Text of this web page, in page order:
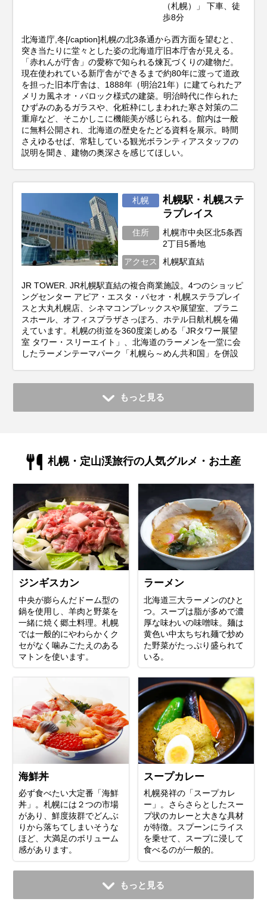
（札幌）」 下車、徒
歩8分
北海道庁,冬[/caption]札幌の北3条通から西方面を望むと、
突き当たりに堂々とした姿の北海道庁旧本庁舎が見える。
「赤れんが庁舎」の愛称で知られる煉瓦づくりの建物だ。
現在使われている新庁舎ができるまで約80年に渡って道政
を担った旧本庁舎は、1888年（明治21年）に建てられたア
メリカ風ネオ・バロック様式の建築。明治時代に作られた
ひずみのあるガラスや、化粧枠にしまわれた寒さ対策の二
重扉など、そこかしこに機能美が感じられる。館内は一般
に無料公開され、北海道の歴史をたどる資料を展示。時間
さえゆるせば、常駐している観光ボランティアスタッフの
説明を聞き、建物の奥深さを感じてほしい。
札幌
札幌駅・札幌ステ
ラプレイス
住所
札幌市中央区北5条西
2丁目5番地
アクセス
札幌駅直結
JR TOWER. JR札幌駅直結の複合商業施設。4つのショッピ
ングセンター アピア・エスタ・パセオ・札幌ステラプレイ
スと大丸札幌店、シネマコンプレックスや展望室、プラニ
スホール、オフィスプラザさっぽろ、ホテル日航札幌を備
えています。札幌の街並を360度楽しめる「JRタワー展望
室 タワー・スリーエイト」、北海道のラーメンを一堂に会
したラーメンテーマパーク「札幌ら～めん共和国」を併設
もっと見る
札幌・定山渓旅行の人気グルメ・お土産
ジンギスカン
中央が膨らんだドーム型の
鍋を使用し、羊肉と野菜を
一緒に焼く郷土料理。札幌
では一般的にやわらかくク
セがなく噛みごたえのある
マトンを使います。
ラーメン
北海道三大ラーメンのひと
つ。スープは脂が多めで濃
厚な味わいの味噌味。麺は
黄色い中太ちぢれ麺で炒め
た野菜がたっぷり盛られて
いる。
海鮮丼
必ず食べたい大定番「海鮮
丼」。札幌には２つの市場
があり、鮮度抜群でどんぶ
りから落ちてしまいそうな
ほど、大満足のボリューム
感があります。
スープカレー
札幌発祥の「スープカレ
ー」。さらさらとしたスー
プ状のカレーと大きな具材
が特徴。スプーンにライス
を乗せて、スープに浸して
食べるのが一般的。
もっと見る